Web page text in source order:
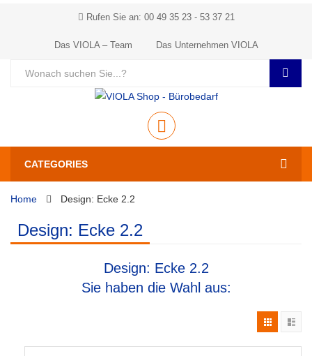
Rufen Sie an: 00 49 35 23 - 53 37 21
Das VIOLA – Team Das Unternehmen VIOLA
CATEGORIES
Home Design: Ecke 2.2
Design: Ecke 2.2
Design: Ecke 2.2
Sie haben die Wahl aus: